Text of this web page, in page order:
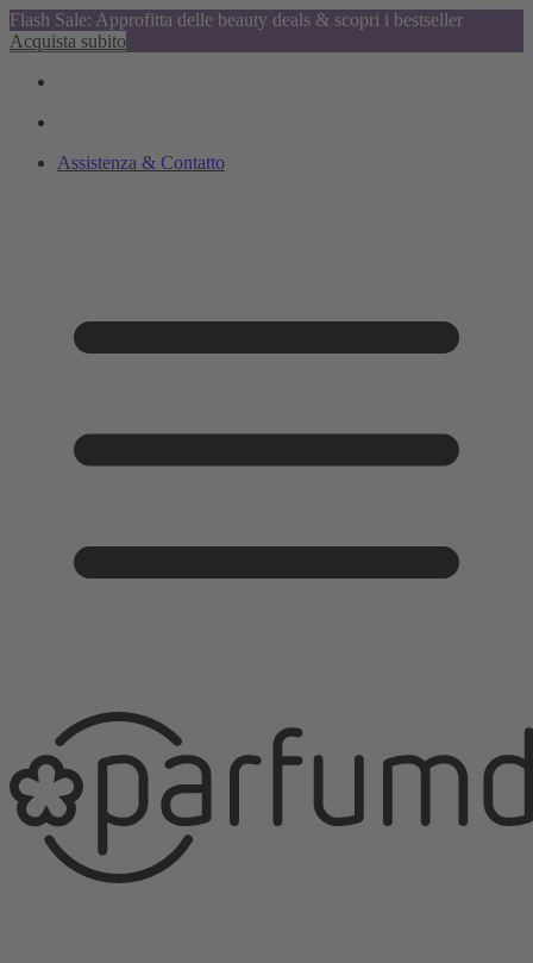
Flash Sale: Approfitta delle beauty deals & scopri i bestseller
Acquista subito
Assistenza & Contatto